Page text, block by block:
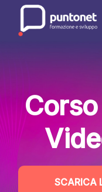
content
SCARICA